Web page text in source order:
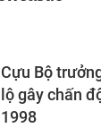
Cựu Bộ
lộ gây chấn
1998